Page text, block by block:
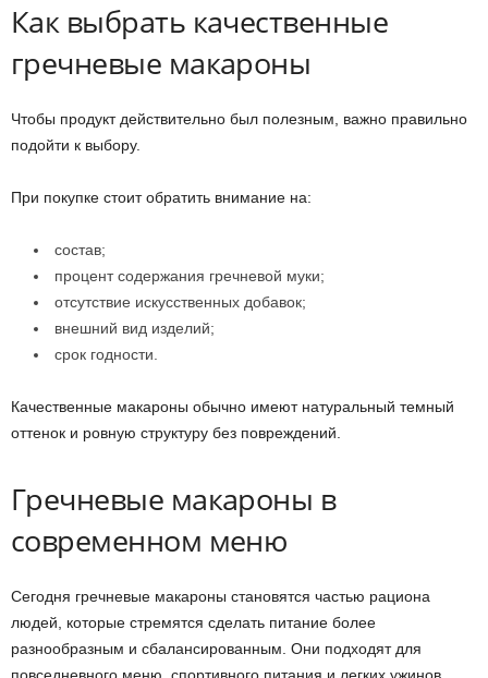
Как выбрать качественные
гречневые макароны
Чтобы продукт действительно был полезным, важно правильно
подойти к выбору.
При покупке стоит обратить внимание на:
состав;
процент содержания гречневой муки;
отсутствие искусственных добавок;
внешний вид изделий;
срок годности.
Качественные макароны обычно имеют натуральный темный
оттенок и ровную структуру без повреждений.
Гречневые макароны в
современном меню
Сегодня гречневые макароны становятся частью рациона
людей, которые стремятся сделать питание более
разнообразным и сбалансированным. Они подходят для